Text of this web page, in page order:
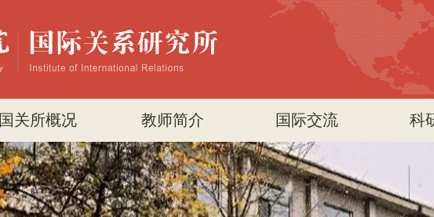
国关所概况 教师简介 国际交流 科